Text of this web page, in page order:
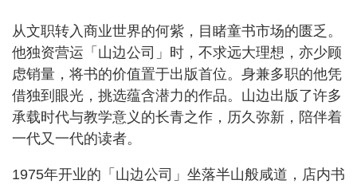
从文职转入商业世界的何紫，目睹童书市场的匮乏。
他独资营运「山边公司」时，不求远大理想，亦少顾
虑销量，将书的价值置于出版首位。身兼多职的他凭
借独到眼光，挑选蕴含潜力的作品。山边出版了许多
承载时代与教学意义的长青之作，历久弥新，陪伴着
一代又一代的读者。
1975年开业的「山边公司」坐落半山般咸道，店内书